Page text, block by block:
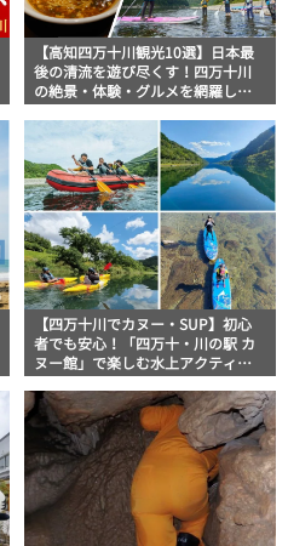
【高知四万十川観光10選】日本最
後の清流を遊び尽くす！四万十川
の絶景・体験・グルメを網羅した
【四万十川でカヌー・SUP】初心
者でも安心！「四万十・川の駅 カ
ヌー館」で楽しむ水上アクティビ